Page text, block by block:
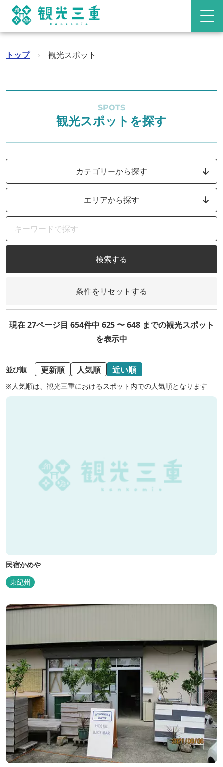
トップ › 観光スポット
SPOTS
観光スポットを探す
カテゴリーから探す
エリアから探す
検索する
条件をリセットする
現在 27ページ目 654件中 625 〜 648 までの観光スポット
を表示中
並び順 更新順 人気順 近い順
※人気順は、観光三重におけるスポット内での人気順となります
民宿かめや
東紀州